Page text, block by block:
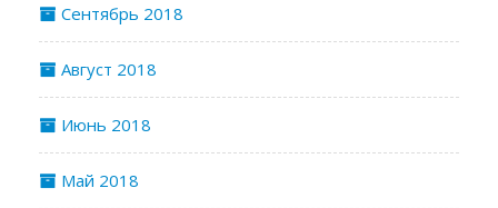
Сентябрь 2018
Август 2018
Июнь 2018
Май 2018